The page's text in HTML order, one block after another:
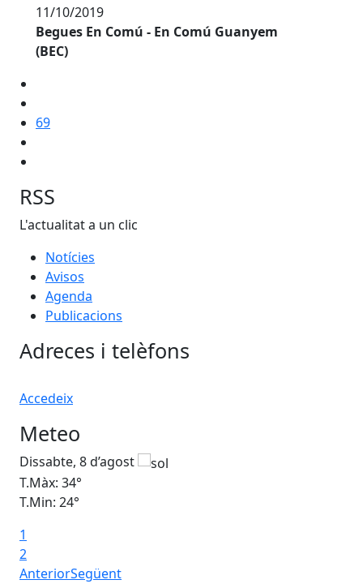
11/10/2019
Begues En Comú - En Comú Guanyem
(BEC)
69
RSS
L'actualitat a un clic
Notícies
Avisos
Agenda
Publicacions
Adreces i telèfons
Accedeix
Meteo
Dissabte, 8 d’agost
T.Màx: 34°
T.Min: 24°
1
2
AnteriorSegüent